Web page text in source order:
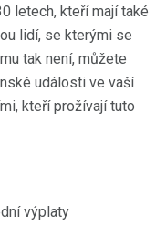
letech, kteří mají také
lidí, se kterými se
tak není, můžete
události ve vaší
kteří prožívají tuto
výplaty